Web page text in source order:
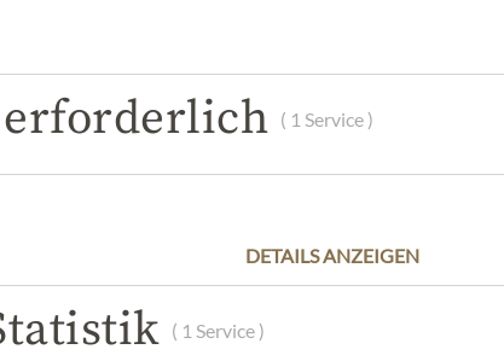
Japan Sencha Fukujyu
12,99 €
JULIUS MEINL AM
Jasmin Dragon
( 1 Service )
DETAILS ANZEIGEN
( 1 Service )